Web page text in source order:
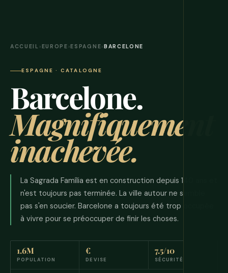
ACCUEIL ›EUROPE ›ESPAGNE›BARCELONE
ESPAGNE · CATALOGNE
Barcelone.
Magnifiquement
inachevée.
La Sagrada Família est en construction depuis 140 ans et
n'est toujours pas terminée. La ville autour ne semble
pas s'en soucier. Barcelone a toujours été trop occupée
à vivre pour se préoccuper de finir les choses.
1.6M
POPULATION
€
DEVISE
7.5/10
SÉCURITÉ